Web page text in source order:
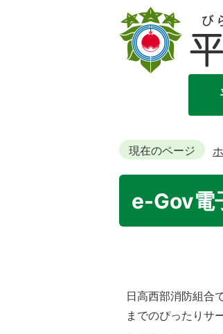
現在のページ
e-Gov電
日高西部消防組合
までのぴったりサ